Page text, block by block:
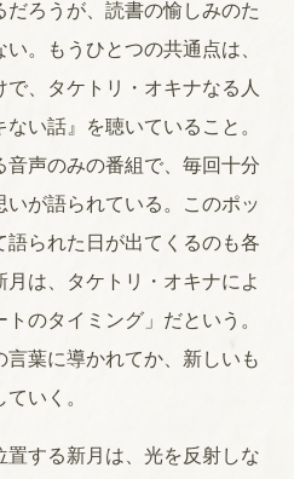
ろうが、読書の愉しみのた
。もうひとつの共通点は、
、タケトリ・オキナなる人
い話』を聴いていること。
声のみの番組で、毎回十分
が語られている。このポッ
語られた日が出てくるのも各
は、タケトリ・オキナによ
のタイミング」だという。
葉に導かれてか、新しいも
いく。
する新月は、光を反射しな